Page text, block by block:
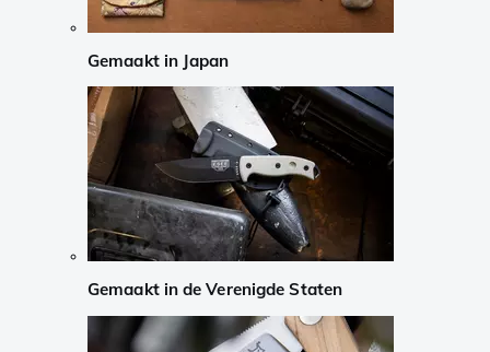
Gemaakt in Japan
Gemaakt in de Verenigde Staten